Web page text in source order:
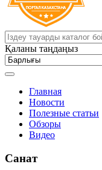
Қаланы таңдаңыз
Главная
Новости
Полезные статьи
Обзоры
Видео
Санат